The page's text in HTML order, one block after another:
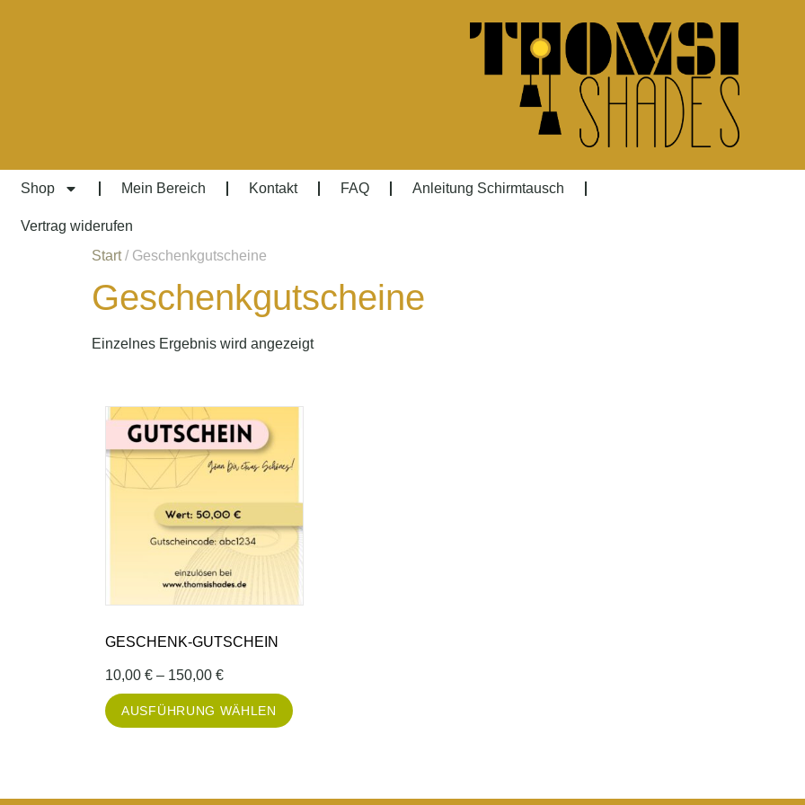
Shop Mein Bereich Kontakt FAQ Anleitung Schirmtausch
Vertrag widerufen
Start/ Geschenkgutscheine
Geschenkgutscheine
Einzelnes Ergebnis wird angezeigt
GESCHENK-GUTSCHEIN
10,00 € – 150,00 €
AUSFÜHRUNG WÄHLEN